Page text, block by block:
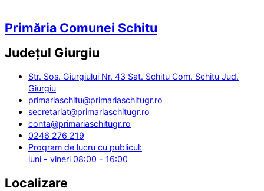
Primăria Comunei Schitu
Județul Giurgiu
Str. Sos. Giurgiului Nr. 43 Sat. Schitu Com. Schitu Jud.
Giurgiu
primariaschitu@primariaschitugr.ro
secretariat@primariaschitugr.ro
conta@primariaschitugr.ro
0246 276 219
Program de lucru cu publicul:
luni - vineri 08:00 - 16:00
Localizare